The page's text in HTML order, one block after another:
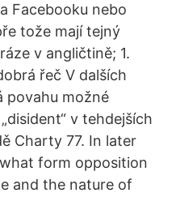
Facebooku nebo
tože mají tejný
v angličtině; 1.
řeč V dalších
povahu možné
v tehdejších
Charty 77. In later
form opposition
and the nature of